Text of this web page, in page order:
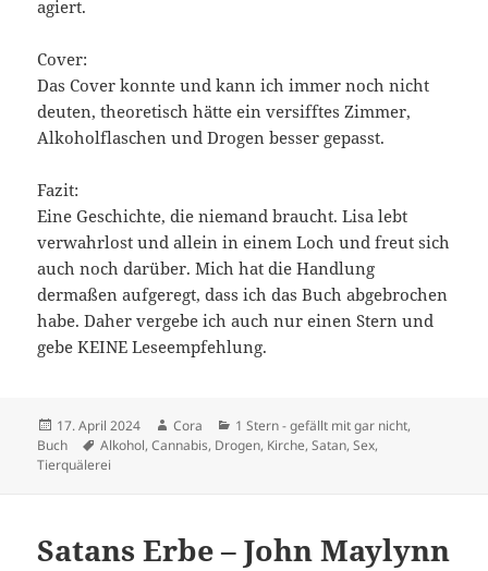
agiert.
Cover:
Das Cover konnte und kann ich immer noch nicht
deuten, theoretisch hätte ein versifftes Zimmer,
Alkoholflaschen und Drogen besser gepasst.
Fazit:
Eine Geschichte, die niemand braucht. Lisa lebt
verwahrlost und allein in einem Loch und freut sich
auch noch darüber. Mich hat die Handlung
dermaßen aufgeregt, dass ich das Buch abgebrochen
habe. Daher vergebe ich auch nur einen Stern und
gebe KEINE Leseempfehlung.
Veröffentlicht
am
17. April 2024 Autor
Cora Kategorien
1 Stern - gefällt mit gar nicht,
Buch
Schlagwörter
Alkohol,Cannabis, Drogen, Kirche,Satan,Sex,
Tierquälerei
Satans Erbe – John Maylynn